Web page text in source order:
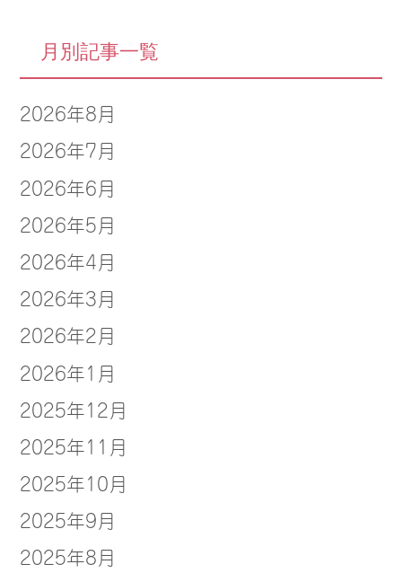
月別記事一覧
2026年8月
2026年7月
2026年6月
2026年5月
2026年4月
2026年3月
2026年2月
2026年1月
2025年12月
2025年11月
2025年10月
2025年9月
2025年8月